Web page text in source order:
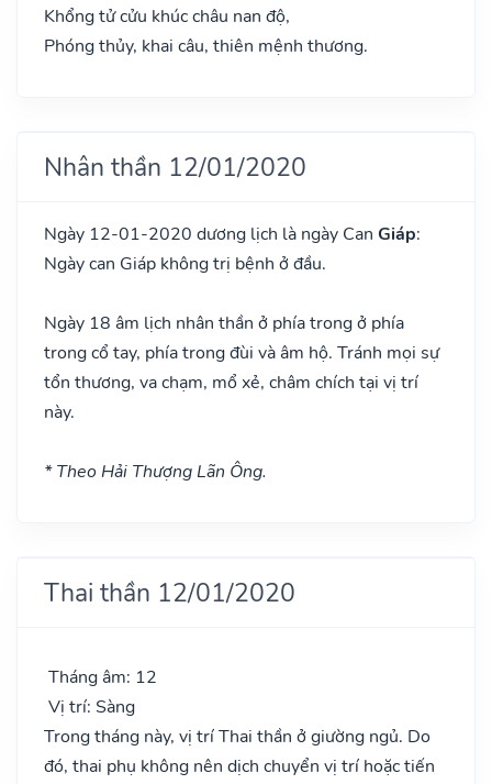
Khổng tử cửu khúc châu nan độ,
Phóng thủy, khai câu, thiên mệnh thương.
Nhân thần 12/01/2020
Ngày 12-01-2020 dương lịch là ngày Can Giáp:
Ngày can Giáp không trị bệnh ở đầu.
Ngày 18 âm lịch nhân thần ở phía trong ở phía
trong cổ tay, phía trong đùi và âm hộ. Tránh mọi sự
tổn thương, va chạm, mổ xẻ, châm chích tại vị trí
này.
* Theo Hải Thượng Lãn Ông.
Thai thần 12/01/2020
Tháng âm: 12
Vị trí: Sàng
Trong tháng này, vị trí Thai thần ở giường ngủ. Do
đó, thai phụ không nên dịch chuyển vị trí hoặc tiến